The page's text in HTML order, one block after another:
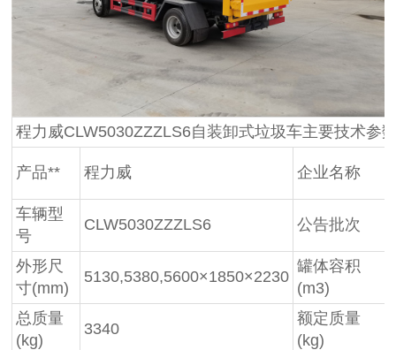
程力威CLW5030ZZZLS6自装卸式垃圾车主要技术参
产品** 程力威 企业名称
车辆型
号
CLW5030ZZZLS6 公告批次
外形尺
寸(mm)
5130,5380,5600×1850×2230
罐体容积
(m3)
总质量
(kg)
3340
额定质量
(kg)